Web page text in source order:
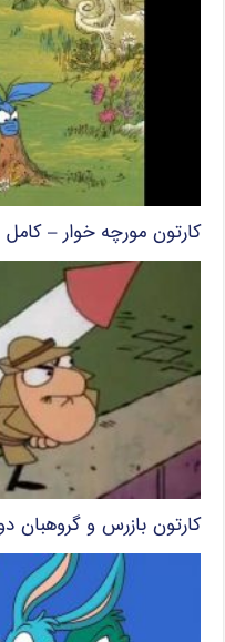
کارتون مورچه خوار –
کارتون بازرس و گروهبان